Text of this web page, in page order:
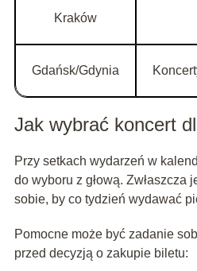
Kraków
Gdańsk/Gdynia
Jak wybrać koncert
Przy setkach wydarzeń w
do wyboru z głową. Zwłaszcza
sobie, by co tydzień wydawać
Pomocne może być zadanie
przed decyzją o zakupie biletu: